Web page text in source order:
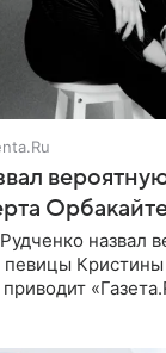
назвал
Кристины